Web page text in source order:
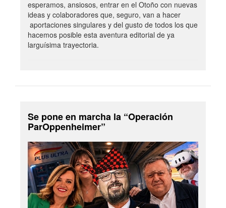
esperamos, ansiosos, entrar en el Otoño con nuevas
ideas y colaboradores que, seguro, van a hacer
aportaciones singulares y del gusto de todos los que
hacemos posible esta aventura editorial de ya
larguísima trayectoria.
Se pone en marcha la “Operación
ParOppenheimer”